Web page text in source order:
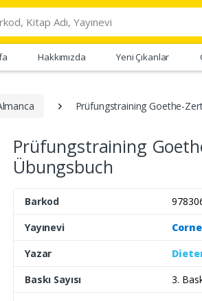
Hakkımızda Yeni Çıkanlar
Prüfungstraining Goethe-
Prüfungstraining
Übungsbuch
Barkod
Yayınevi
Yazar
Baskı Sayısı
3.